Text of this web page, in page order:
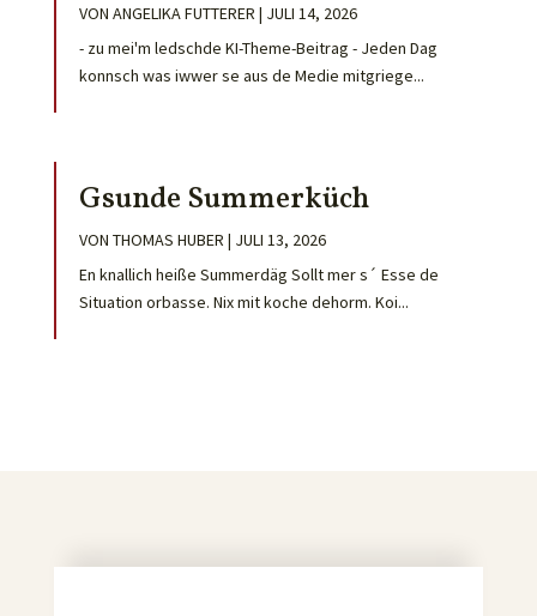
VON ANGELIKA FUTTERER | JULI 14, 2026
- zu mei'm ledschde KI-Theme-Beitrag - Jeden Dag
konnsch was iwwer se aus de Medie mitgriege...
Gsunde Summerküch
VON THOMAS HUBER | JULI 13, 2026
En knallich heiße Summerdäg Sollt mer s´ Esse de
Situation orbasse. Nix mit koche dehorm. Koi...